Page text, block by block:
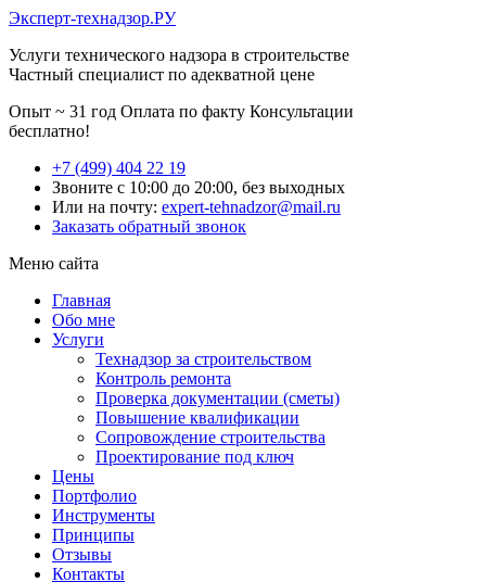
Эксперт-технадзор.РУ
Услуги технического надзора в строительстве
Частный специалист по адекватной цене
Опыт ~ 31 год Оплата по факту Консультации
бесплатно!
+7 (499) 404 22 19
Звоните с 10:00 до 20:00, без выходных
Или на почту: expert-tehnadzor@mail.ru
Заказать обратный звонок
Меню сайта
Главная
Обо мне
Услуги
Технадзор за строительством
Контроль ремонта
Проверка документации (сметы)
Повышение квалификации
Сопровождение строительства
Проектирование под ключ
Цены
Портфолио
Инструменты
Принципы
Отзывы
Контакты